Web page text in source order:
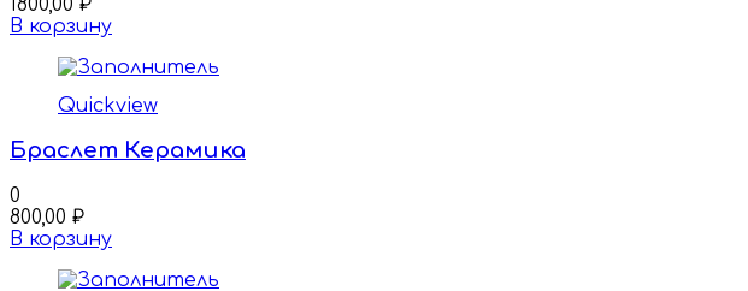
1800,00 ₽
В корзину
Quickview
Браслет Керамика
0
800,00 ₽
В корзину